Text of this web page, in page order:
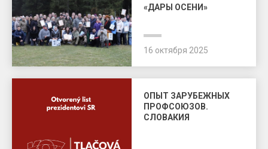
«ДАРЫ ОСЕНИ»
16 октября 2025
ОПЫТ ЗАРУБЕЖНЫХ
ПРОФСОЮЗОВ.
СЛОВАКИЯ